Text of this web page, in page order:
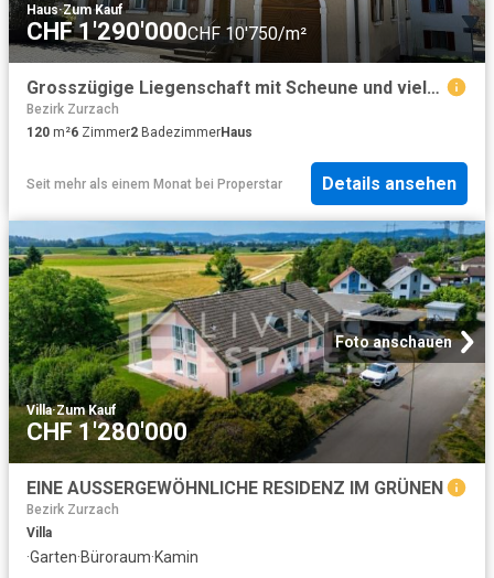
Haus·Zum Kauf
CHF 1'290'000CHF 10'750/m²
Grosszügige Liegenschaft mit Scheune und vielseitigen Nebenräumen
Bezirk Zurzach
120 m²6 Zimmer2 BadezimmerHaus
Seit mehr als einem Monat bei Properstar Details ansehen
Foto anschauen
Villa·Zum Kauf
CHF 1'280'000
EINE AUSSERGEWÖHNLICHE RESIDENZ IM GRÜNEN
Bezirk Zurzach
Villa
·Garten·Büroraum·Kamin